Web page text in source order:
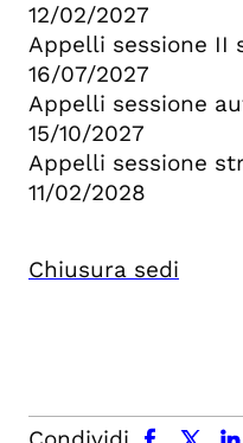
12/02/2027
Appelli sessione II
16/07/2027
Appelli sessione
15/10/2027
Appelli sessione
11/02/2028
Chiusura sedi
facebook x.com linkedin